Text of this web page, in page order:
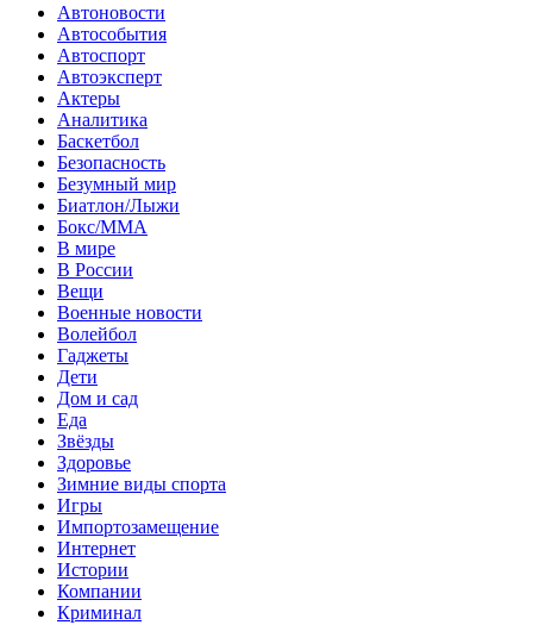
Автоновости
Автособытия
Автоспорт
Автоэксперт
Актеры
Аналитика
Баскетбол
Безопасность
Безумный мир
Биатлон/Лыжи
Бокс/MMA
В мире
В России
Вещи
Военные новости
Волейбол
Гаджеты
Дети
Дом и сад
Еда
Звёзды
Здоровье
Зимние виды спорта
Игры
Импортозамещение
Интернет
Истории
Компании
Криминал